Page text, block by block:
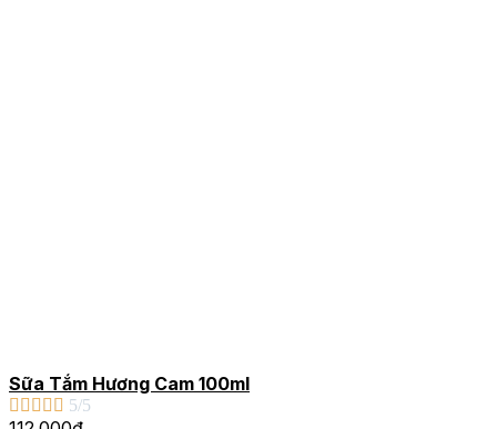
Sữa Tắm Hương Cam 100ml
     5/5